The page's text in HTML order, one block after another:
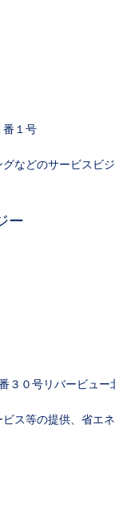
番１号
などのサービスビジ
ー
３０号リバービュー北
ス等の提供、省エネ